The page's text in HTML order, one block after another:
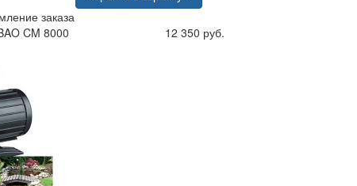
заказа
CM 8000
12 350 руб.